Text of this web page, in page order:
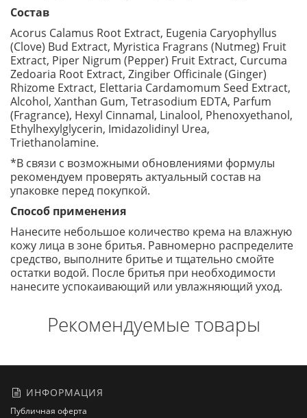
Состав
Acorus Calamus Root Extract, Eugenia Caryophyllus
(Clove) Bud Extract, Myristica Fragrans (Nutmeg) Fruit
Extract, Piper Nigrum (Pepper) Fruit Extract, Curcuma
Zedoaria Root Extract, Zingiber Officinale (Ginger)
Rhizome Extract, Elettaria Cardamomum Seed Extract,
Alcohol, Xanthan Gum, Tetrasodium EDTA, Parfum
(Fragrance), Hexyl Cinnamal, Linalool, Phenoxyethanol,
Ethylhexylglycerin, Imidazolidinyl Urea,
Triethanolamine.
*В связи с возможными обновлениями формулы
рекомендуем проверять актуальный состав на
упаковке перед покупкой.
Способ применения
Нанесите небольшое количество крема на влажную
кожу лица в зоне бритья. Равномерно распределите
средство, выполните бритье и тщательно смойте
остатки водой. После бритья при необходимости
нанесите успокаивающий или увлажняющий уход.
Рекомендуемые товары
ИНФОРМАЦИЯ
Публичная оферта